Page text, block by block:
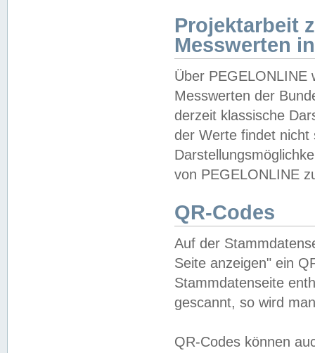
Projektarbeit
Messwerten
Über PEGELONLINE
Messwerten der
derzeit klassische
der Werte findet
von PEGELONLINE
QR-Codes
Auf der
Seite anzeigen" ein
Stammdatenseite
gescannt, so wird
QR-Codes können